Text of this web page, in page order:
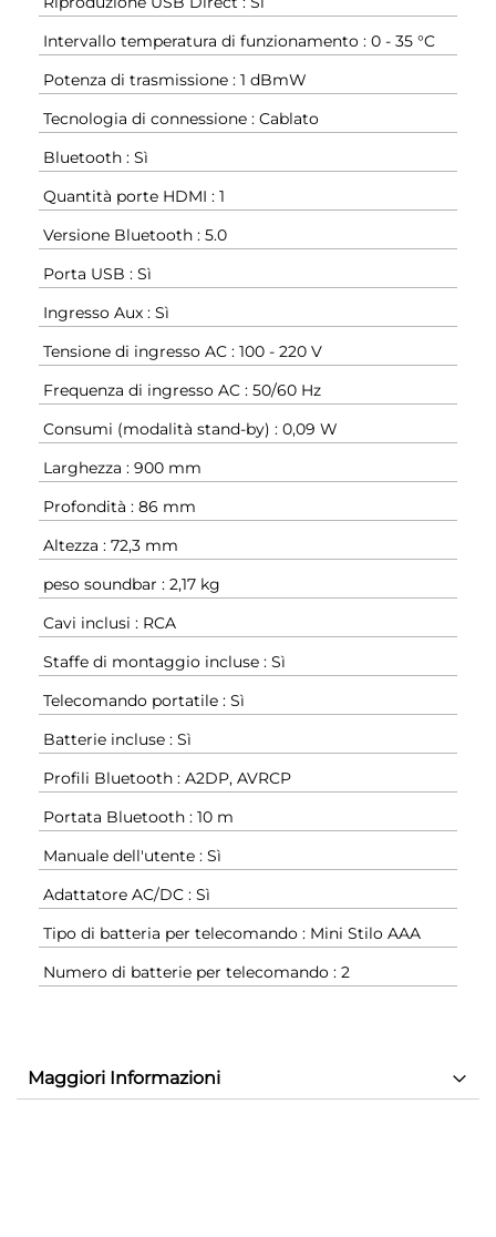
Intervallo temperatura di funzionamento : 0 - 35 °C
Potenza di trasmissione : 1 dBmW
Tecnologia di connessione : Cablato
Bluetooth : Sì
Quantità porte HDMI : 1
Versione Bluetooth : 5.0
Porta USB : Sì
Ingresso Aux : Sì
Tensione di ingresso AC : 100 - 220 V
Frequenza di ingresso AC : 50/60 Hz
Consumi (modalità stand-by) : 0,09 W
Larghezza : 900 mm
Profondità : 86 mm
Altezza : 72,3 mm
peso soundbar : 2,17 kg
Cavi inclusi : RCA
Staffe di montaggio incluse : Sì
Telecomando portatile : Sì
Batterie incluse : Sì
Profili Bluetooth : A2DP, AVRCP
Portata Bluetooth : 10 m
Manuale dell'utente : Sì
Adattatore AC/DC : Sì
Tipo di batteria per telecomando : Mini Stilo AAA
Numero di batterie per telecomando : 2
Maggiori Informazioni